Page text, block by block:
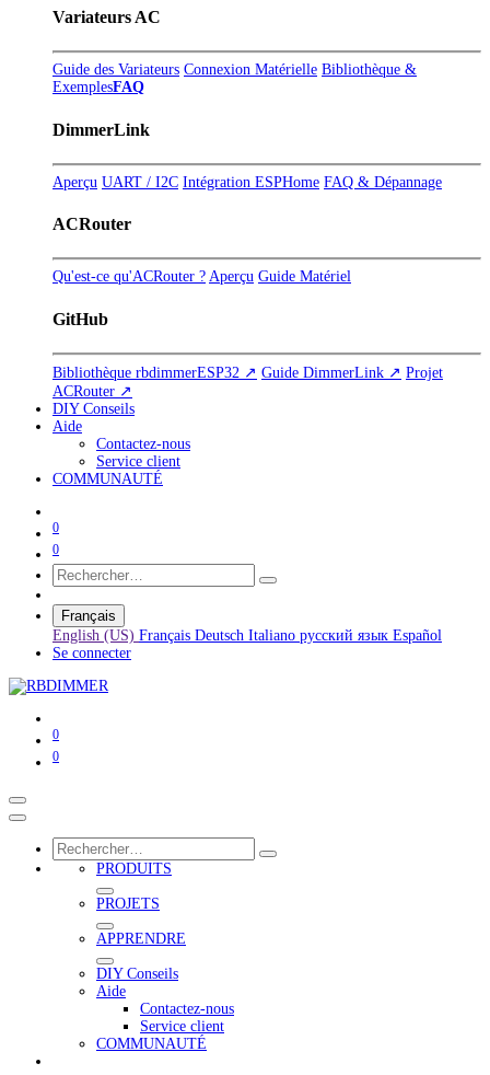
Variateurs AC
Guide des Variateurs Connexion Matérielle Bibliothèque &
ExemplesFAQ
DimmerLink
Aperçu UART / I2C Intégration ESPHome FAQ & Dépannage
ACRouter
Qu'est-ce qu'ACRouter ? Aperçu Guide Matériel
GitHub
Bibliothèque rbdimmerESP32 ↗ Guide DimmerLink ↗ Projet
ACRouter ↗
DIY Conseils
Aide
Contactez-nous
Service client
COMMUNAUTÉ
0
0
Français
English (US) Français Deutsch Italiano русский язык Español
Se connecter
0
0
PRODUITS
PROJETS
APPRENDRE
DIY Conseils
Aide
Contactez-nous
Service client
COMMUNAUTÉ